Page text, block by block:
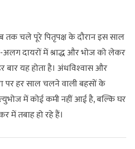
चले पूरे पितृपक्ष के दौरान इस साल
दायरों में श्राद्ध और भोज को लेकर
बार यह होता है। अंधविश्‍वास और
पर हर साल चलने वाली बहसों के
में कोई कमी नहीं आई है, बल्कि घर
में तबाह हो रहे हैं।